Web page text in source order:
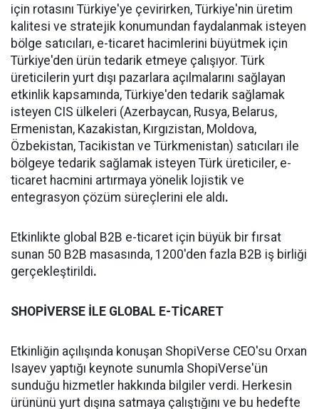
için rotasını Türkiye'ye çevirirken, Türkiye'nin üretim
kalitesi ve stratejik konumundan faydalanmak isteyen
bölge satıcıları, e-ticaret hacimlerini büyütmek için
Türkiye'den ürün tedarik etmeye çalışıyor. Türk
üreticilerin yurt dışı pazarlara açılmalarını sağlayan
etkinlik kapsamında, Türkiye'den tedarik sağlamak
isteyen CIS ülkeleri (Azerbaycan, Rusya, Belarus,
Ermenistan, Kazakistan, Kırgızistan, Moldova,
Özbekistan, Tacikistan ve Türkmenistan) satıcıları ile
bölgeye tedarik sağlamak isteyen Türk üreticiler, e-
ticaret hacmini artırmaya yönelik lojistik ve
entegrasyon çözüm süreçlerini ele aldı.
Etkinlikte global B2B e-ticaret için büyük bir fırsat
sunan 50 B2B masasında, 1200'den fazla B2B iş birliği
gerçekleştirildi.
SHOPİVERSE İLE GLOBAL E-TİCARET
Etkinliğin açılışında konuşan ShopiVerse CEO'su Orxan
Isayev yaptığı keynote sunumla ShopiVerse'ün
sunduğu hizmetler hakkında bilgiler verdi. Herkesin
ürününü yurt dışına satmaya çalıştığını ve bu hedefte